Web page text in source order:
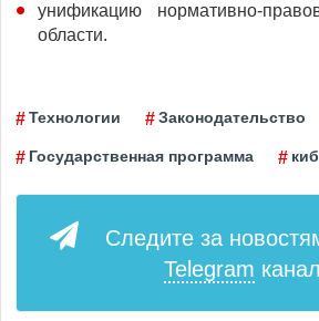
унификацию нормативно-
области.
Технологии Законодательство
Государственная программа
Следите за
Telegram